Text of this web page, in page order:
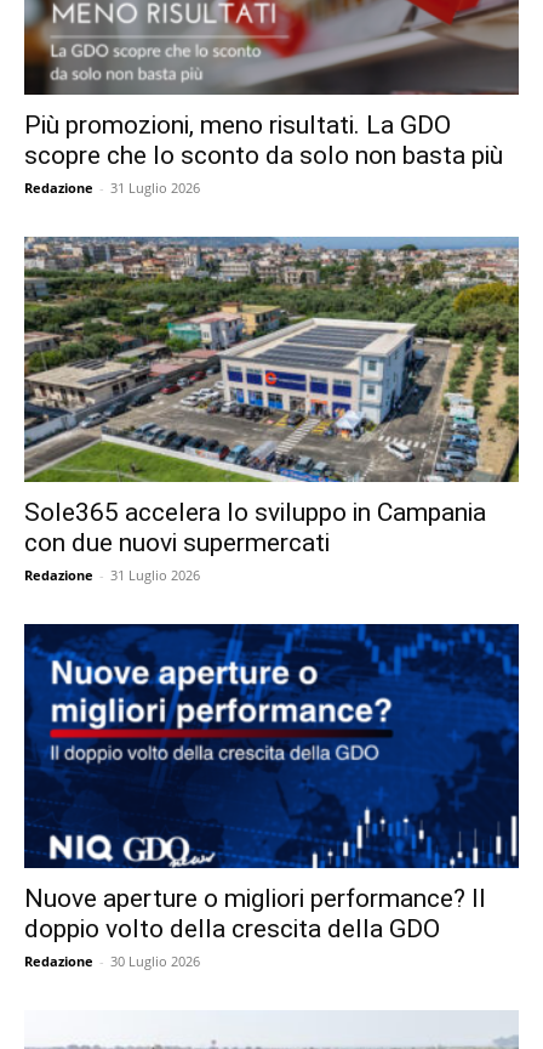
Più promozioni, meno risultati. La GDO
scopre che lo sconto da solo non basta più
Redazione - 31 Luglio 2026
Sole365 accelera lo sviluppo in Campania
con due nuovi supermercati
Redazione - 31 Luglio 2026
Nuove aperture o migliori performance? Il
doppio volto della crescita della GDO
Redazione - 30 Luglio 2026